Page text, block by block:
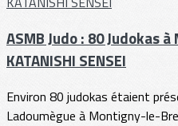
ASMB Judo : 80 Judokas
KATANISHI SENSEI
Environ 80 judokas étaient
Ladoumègue à Montigny-le-